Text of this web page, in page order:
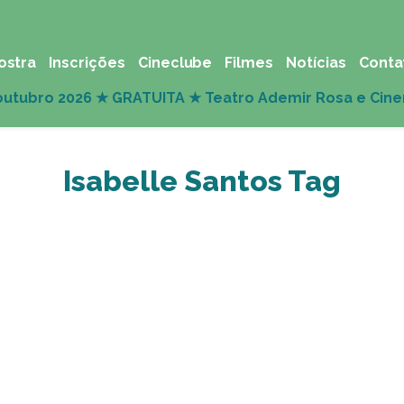
Inscrições Cineclube Filmes Notícias
Isabelle Santos Tag